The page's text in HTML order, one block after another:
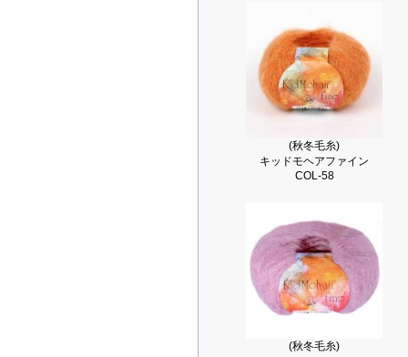
(秋冬毛糸)
キッドモヘアファイン
COL-58
(秋冬毛糸)